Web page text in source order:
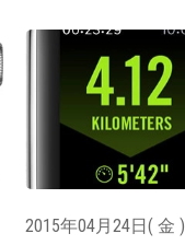
2015年04月24日( 金 )